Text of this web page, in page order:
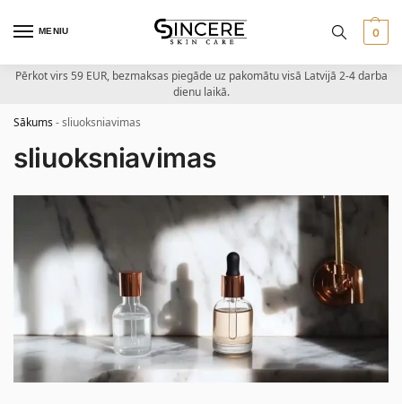
MENIU 0
Pērkot virs 59 EUR, bezmaksas piegāde uz pakomātu visā Latvijā 2-4 darba
dienu laikā.
Sākums-sliuoksniavimas
sliuoksniavimas